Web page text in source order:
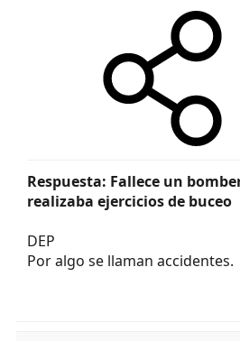
Respuesta: Fallece un
realizaba ejercicios de buceo
DEP
Por algo se llaman accidentes.